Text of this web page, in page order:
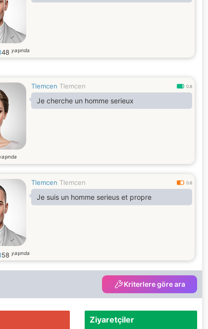
48 yaşında
Tlemcen Tlemcen 0.8
Je cherche un homme serieux
Tlemcen Tlemcen 0.6
Je suis un homme serieus et propre
58 yaşında
Kriterlere göre ara
Ziyaretçiler